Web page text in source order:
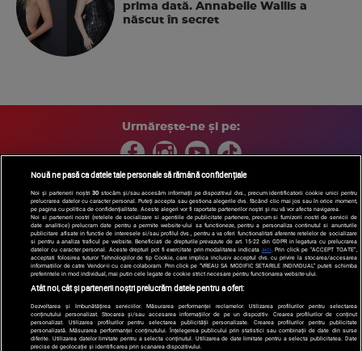
prima dată. Annabelle Wallis a
născut în secret
Urmărește-ne și pe:
Copyright © 2026 / DIGI ROMANIA S.A.
Arhiva
Comunicate de presă Politica de confidentialitate
Termeni
si conditii
Gestionați preferințele| Contact/Info Codul etic
Nouă ne pasă ca datele tale personale să rămână confidențiale
Noi și partenerii noștri30 stocăm și/sau accesăm informații pe dispozitivul dvs., precum identificatorii cookie unici pentru
prelucrarea datelor cu caracter personal. Puteți accepta sau gestiona alegerile dvs. făcând clic mai jos sau în orice moment,
pe pagina cu politica de confidențialitate. Aceste alegeri vor fi raportate partenerilor noștri și nu vă vor afecta navigarea.
Noi si partenerii nostri (retelele de socializare si agentiile de publicitate partenere, precum si furnizorii nostri de servicii de
date analitice) prelucram date pentru a permite website-ului sa functioneze, pentru a personaliza continutul si anunturile
publicitare afisate in functie de interesele si/sau profilul dvs., pentru a va oferi functionalitati aferente retelelor de socializare
si pentru a analiza traficul pe website. Beneficiati de drepturile prevazute de art. 15-22 din GDPR in legatura cu prelucrarea
datelor cu caracter personal. Aceste drepturi pot fi exercitate prin modalitatea indicata aici. Prin click pe “ACCEPT TOATE”,
acceptati folosirea tuturor Tehnologiilor de tip Cookie, care implica inclusiv acceptul dvs. cu privire la stocarea/accesarea
informatiilor de catre Vendor-ii cu care colaboram. Prin click pe “VREAU SA MODIFIC SETARILE INDIVIDUAL” puteti schimba
preferintele in mod individual, mai putin cele legate de cookie strict necesare pentru functionarea website-ului.
Atât noi, cât și partenerii noștri prelucrăm datele pentru a oferi:
Dezvoltarea și îmbunătățirea serviciilor. Măsurarea performanței reclamelor. Utilizarea profilurilor pentru selectarea
conținutului personalizat. Stocarea și/sau accesarea informațiilor de pe un dispozitiv. Crearea profilurilor de conținut
personalizat. Utilizarea profilurilor pentru selectarea publicității personalizate. Crearea profilurilor pentru publicitate
personalizată. Măsurarea performanței conținutului. Înțelegerea publicului prin statistici sau combinații de date din surse
diferite. Utilizarea datelor limitate pentru a selecta conținutul. Utilizarea de date limitate pentru a selecta publicitatea. Date
precise de geolocație și identificarea prin scanarea dispozitivului.